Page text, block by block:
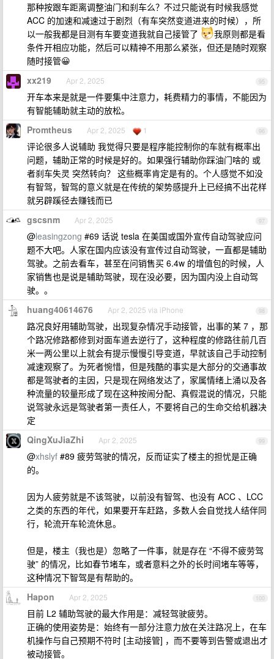
那种按跟车距离调整油门和刹车么？不过只能说有时候我感觉
ACC 的加速和减速过于剧烈（有车突然变道进来的时候），所
以一般我都是目测有车要变道我就自己接管了
我原则都是看
条件开相应功能，然后可以精神不用那么紧张，但还是随时观察
随时接管😀
95
xx219 Apr 2, 2025
开车本来是就是一件要集中注意力，耗费精力的事情，不能因为
有智能辅助就主动的放松。
96
Promtheus Apr 2, 2025 1
评论很多人说辅助 我觉得只要是程序能控制你的车就有概率出
问题，辅助正常的时候是好的。如果强行辅助你踩油门啥的 或
者刹车失灵 突然转向？ 这些概率肯定是有的。个人感觉不如没
有智驾，智驾的意义就是在传统的架势感提升上已经搞不出花样
就另辟蹊径去赚钱而已
97
gscsnm Apr 2, 2025
@leasingzong #69 话说 tesla 在美国或国外宣传自动驾驶应问
题不大吧。人家在国内应该没有宣传过自动驾驶，一直都是辅助
驾驶。之前去看车，甚至在问销售买 6.4w 的增值包的时候，人
家销售也是说是辅助驾驶，现在没必要，因为国内没上自动驾
驶。。
98
huang40614676 Apr 2, 2025 via iPhone
路况良好用辅助驾驶，出现复杂情况手动接管，出事的某 7 ，那
个路况修路都修到对面车道去逆行了，这种程度的修路往前几百
米一两公里以上就会有提示慢慢引导变道，早就该自己手动控制
减速观察了。为死者惋惜，但是残酷的事实是大部分的交通事故
都是驾驶者的主因，只是现在网络发达了，家属情绪上涌以及各
种流量的较量形成了现在这种按闹分配、真假混说的情况，只能
说驾驶永远是驾驶者第一责任人，不要将自己的生命交给机器决
定
99
QingXuJiaZhi Apr 2, 2025
@xhslyf #89 疲劳驾驶的情况，反而证实了楼主的担忧是正确
的。
因为人疲劳就是不该驾驶，以前没有智驾、也没有 ACC 、LCC
之类的东西的年代，如果要开车赶路，多数人会自觉找人结伴同
行，轮流开车轮流休息。
但是，楼主（我也是）忽略了一件事，就是存在 “不得不疲劳驾
驶” 的情况，比如春节堵车，或者意料之外的长时间堵车等等，
这种情况下智驾是有帮助的。
100
Hapon Apr 2, 2025
目前 L2 辅助驾驶的最大作用是：减轻驾驶疲劳。
正确的使用姿势是：始终有一部分注意力放在关注路况上，在车
机操作与自己预期不符时 [主动接管] ，而不要等到告警或退出才
被动接管。